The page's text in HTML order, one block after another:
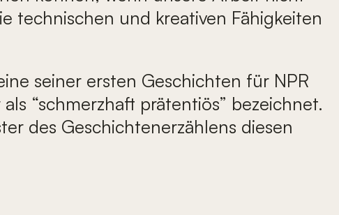
technischen und kreativen Fähigkeiten
seiner ersten Geschichten für NPR
“schmerzhaft prätentiös” bezeichnet.
des Geschichtenerzählens diesen